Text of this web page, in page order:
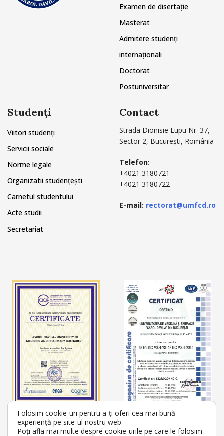
Examen de disertație
Masterat
Admitere studenți
internaționali
Doctorat
Postuniversitar
Studenți
Viitori studenți
Servicii sociale
Norme legale
Organizatii studențești
Carnetul studentului
Acte studii
Secretariat
Contact
Strada Dionisie Lupu Nr. 37,
Sector 2, București, România
Telefon:
+4021 3180721
+4021 3180722
E-mail: rectorat@umfcd.ro
Folosim cookie-uri pentru a-ți oferi cea mai bună
experiență pe site-ul nostru web.
Poți afla mai multe despre cookie-urile pe care le folosim